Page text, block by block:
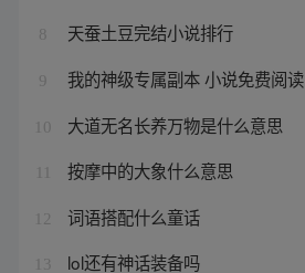
8 天蚕土豆完结小说排行
9 我的神级专属副本 小说免费阅读
10 大道无名长养万物是什么意思
按摩中的大象什么意思
12 词语搭配什么童话
13 lol还有神话装备吗